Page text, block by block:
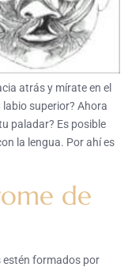
atrás y mírate en el
superior? Ahora
paladar? Es posible
la lengua. Por ahí es
de
estén formados por